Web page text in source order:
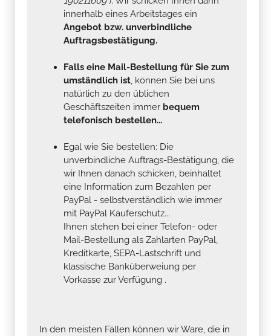
innerhalb eines Arbeitstages ein
Angebot bzw. unverbindliche
Auftragsbestätigung.
Falls eine Mail-Bestellung für Sie zum
umständlich ist, können Sie bei uns
natürlich zu den üblichen
Geschäftszeiten immer bequem
telefonisch bestellen...
Egal wie Sie bestellen: Die
unverbindliche Auftrags-Bestätigung, die
wir Ihnen danach schicken, beinhaltet
eine Information zum Bezahlen per
PayPal - selbstverständlich wie immer
mit PayPal Käuferschutz...
Ihnen stehen bei einer Telefon- oder
Mail-Bestellung als Zahlarten PayPal,
Kreditkarte, SEPA-Lastschrift und
klassische Banküberweiung per
Vorkasse zur Verfügung .
In den meisten Fällen können wir Ware, die in